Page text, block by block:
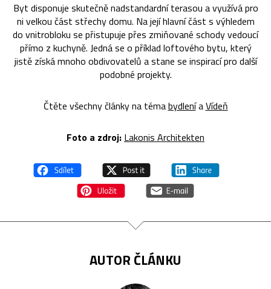
Byt disponuje skutečně nadstandardní terasou a využívá pro
ni velkou část střechy domu. Na její hlavní část s výhledem
do vnitrobloku se přistupuje přes zmiňované schody vedoucí
přímo z kuchyně. Jedná se o příklad loftového bytu, který
jistě získá mnoho obdivovatelů a stane se inspirací pro další
podobné projekty.
Čtěte všechny články na témabydleníaVídeň
Foto a zdroj: Lakonis Architekten
AUTOR ČLÁNKU